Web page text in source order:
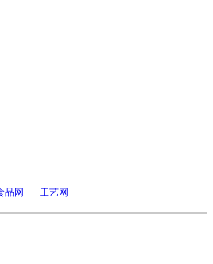
品网 工艺网